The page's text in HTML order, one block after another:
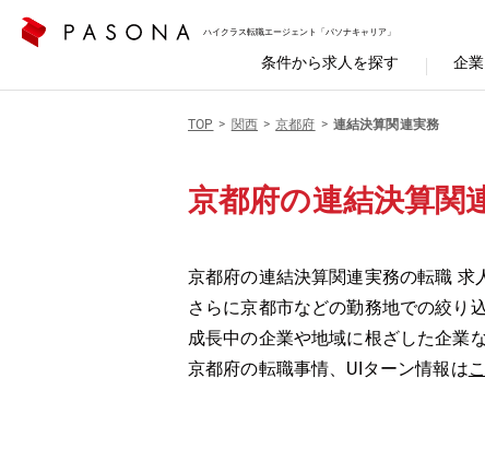
ハイクラス転職エージェント「パソナキャリア」
条件から求人を探す 企
TOP 関西 京都府 連結決算関連実務
京都府の連結決算関
京都府の連結決算関連実務の転職 求
さらに京都市などの勤務地での絞り
成長中の企業や地域に根ざした企業
京都府の転職事情、UIターン情報は